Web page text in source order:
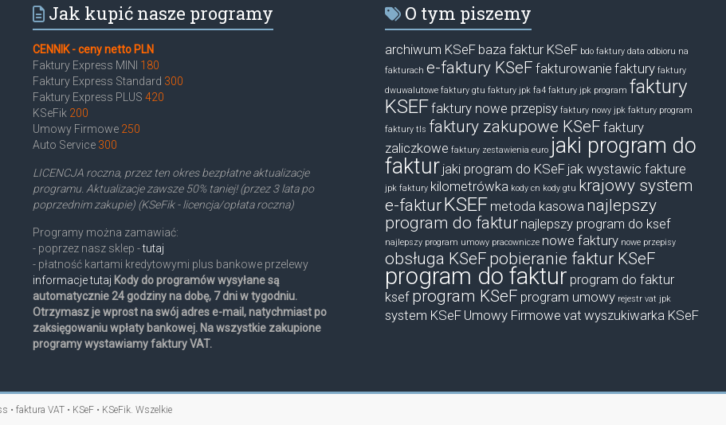
Jak kupić nasze programy
CENNIK - ceny netto PLN
Faktury Express MINI 180
Faktury Express Standard 300
Faktury Express PLUS420
KSeFik 200
Umowy Firmowe 250
Auto Service 300
LICENCJA roczna, przez ten okres bezpłatne aktualizacje
programu. Aktualizacje zawsze 50% taniej! (przez 3 lata po
poprzednim zakupie) (KSeFik - licencja/opłata roczna)
Programy można zamawiać:
- poprzez nasz sklep -tutaj
- płatność kartami kredytowymi plus bankowe przelewy
informacje tutaj Kody do programów wysyłane są
automatycznie 24 godziny na dobę, 7 dni w tygodniu.
Otrzymasz je wprost na swój adres e-mail, natychmiast po
zaksięgowaniu wpłaty bankowej. Na wszystkie zakupione
programy wystawiamy faktury VAT.
O tym piszemy
archiwum KSeF baza faktur KSeF bdo faktury data odbioru na
fakturach e-faktury KSeF fakturowanie faktury faktury
dwuwalutowe faktury gtu faktury jpk fa4 faktury jpk program faktury
KSEFfaktury nowe przepisy faktury nowy jpk faktury program
faktury tls faktury zakupowe KSeF faktury
zaliczkowe faktury zestawienia euro jaki program do
faktur jaki program do KSeF jak wystawic fakture
jpk faktury kilometrówka kody cn kody gtu krajowy system
e-fakturKSEF metoda kasowa najlepszy
program do faktur najlepszy program do ksef
najlepszy program umowy pracownicze nowe faktury nowe przepisy
obsługa KSeF pobieranie faktur KSeF
program do faktur program do faktur
ksef program KSeF program umowy rejestr vat jpk
system KSeF Umowy Firmowe vat wyszukiwarka KSeF
faktura VAT • KSeF • KSeFik. Wszelkie